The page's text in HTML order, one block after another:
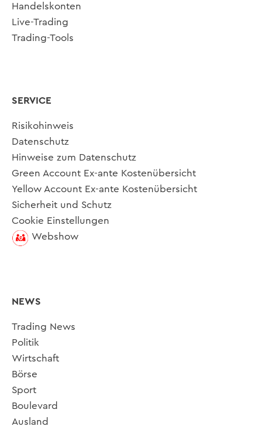
Handelskonten
Live-Trading
Trading-Tools
SERVICE
Risikohinweis
Datenschutz
Hinweise zum Datenschutz
Green Account Ex-ante Kostenübersicht
Yellow Account Ex-ante Kostenübersicht
Sicherheit und Schutz
Cookie Einstellungen
Webshow
NEWS
Trading News
Politik
Wirtschaft
Börse
Sport
Boulevard
Ausland